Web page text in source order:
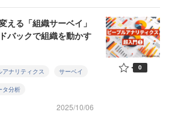
える「組織サーベイ」
バックで組織を動かす
アナリティクス サーベイ
タ分析
2025/10/06
0